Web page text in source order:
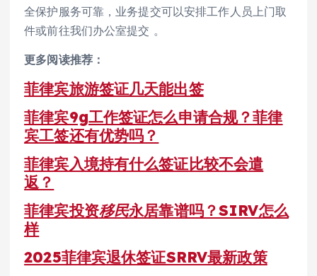
全保护服务可靠，业务提交可以安排工作人员上门取
件或前往我们办公室提交 。
更多阅读推荐：
菲律宾旅游签证几天能出签
菲律宾9g工作签证怎么申请合规？菲律
宾工签还有优势吗？
菲律宾入境持有什么签证比较不会遣
返？
菲律宾投资移民永居靠谱吗？SIRV怎么
样
2025菲律宾退休签证SRRV最新政策